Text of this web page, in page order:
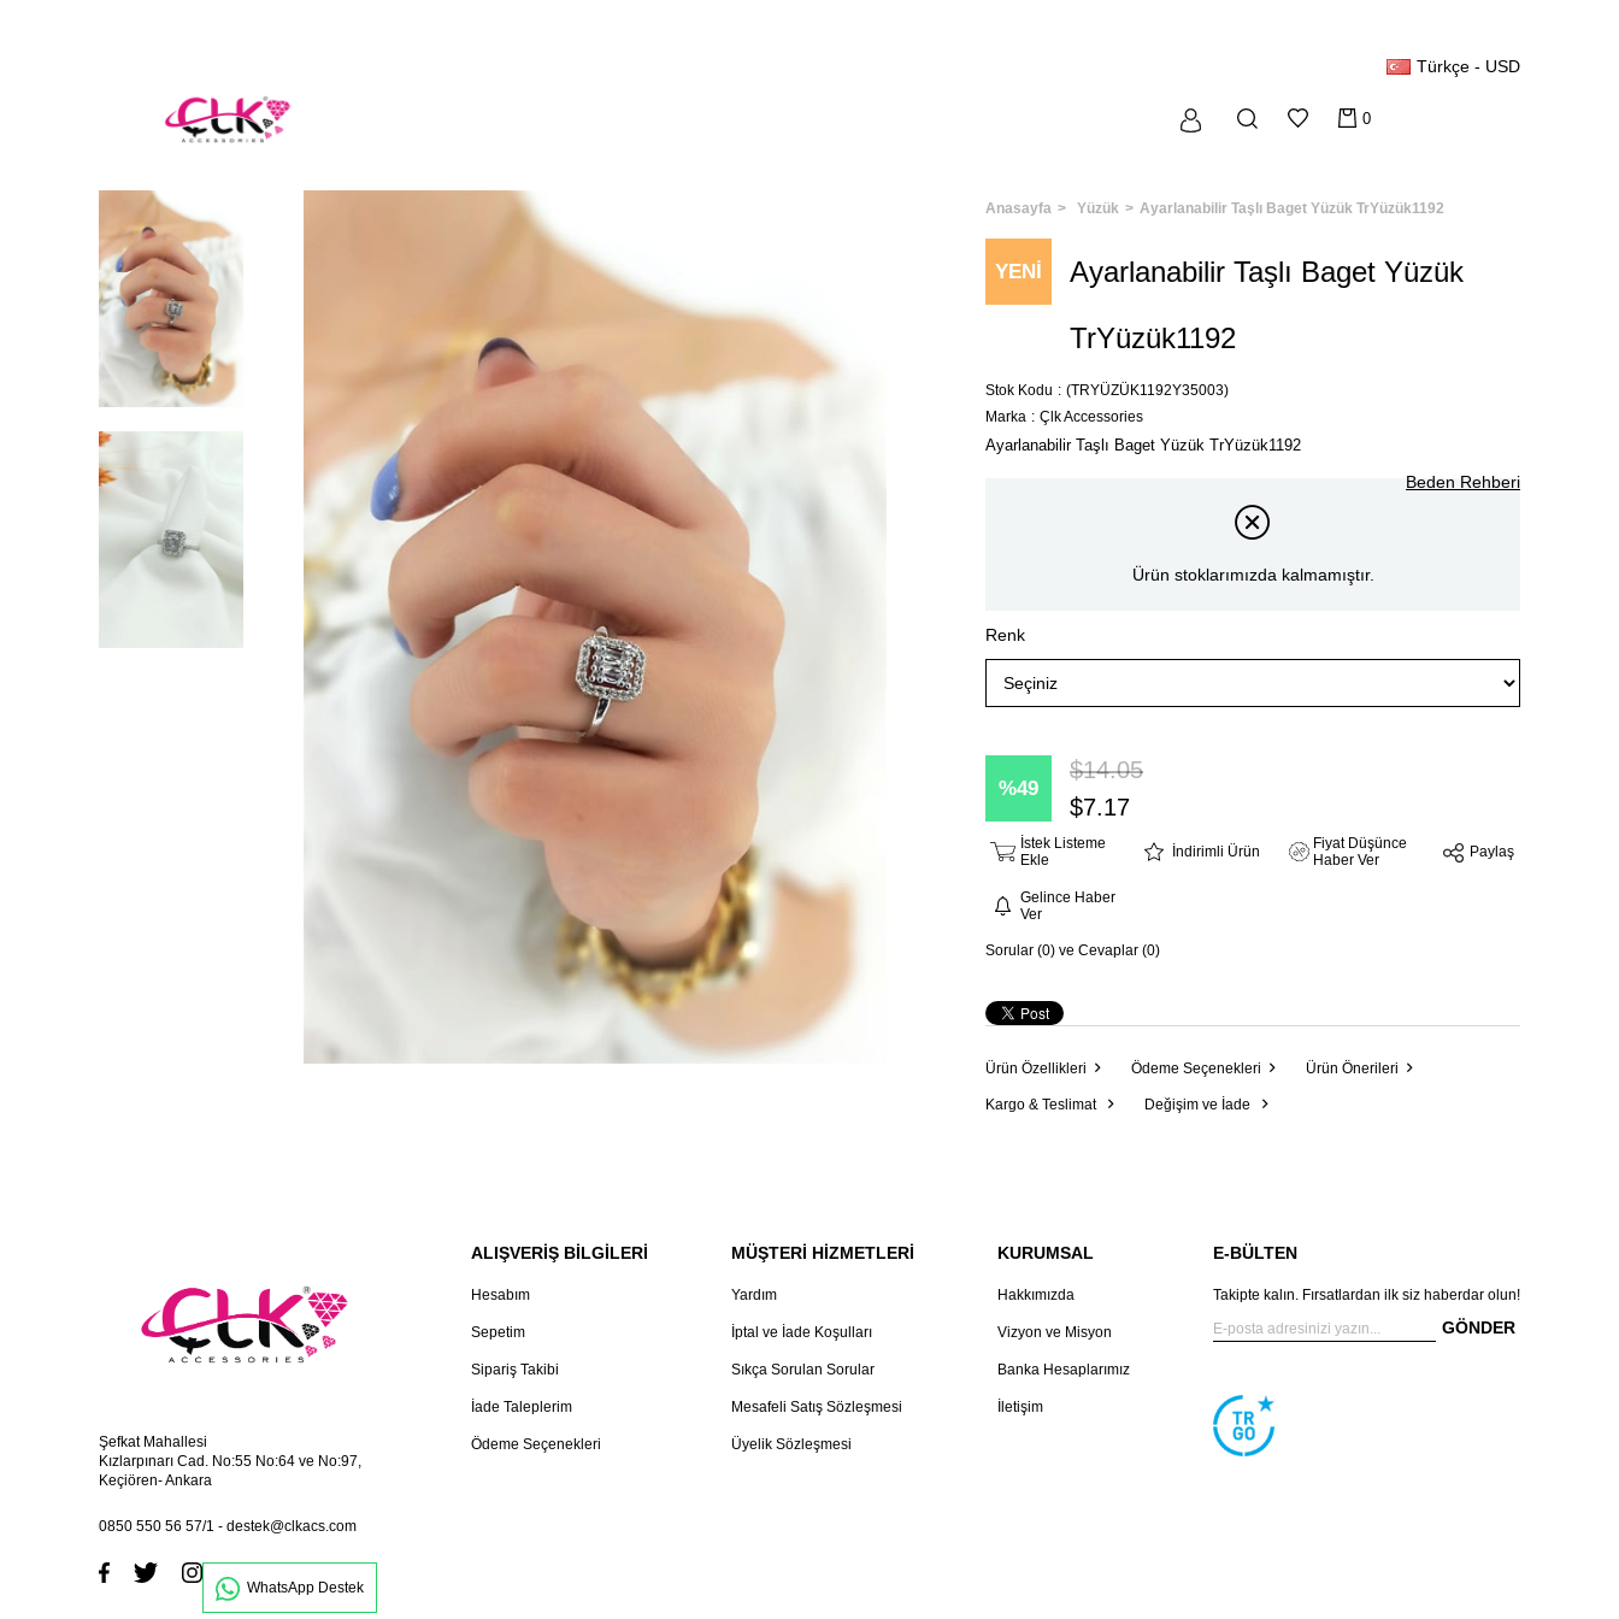
Türkçe - USD
0
Anasayfa Yüzük Ayarlanabilir Taşlı Baget Yüzük TrYüzük1192
YENI Ayarlanabilir Taşlı Baget Yüzük
TrYüzük1192
Stok Kodu
(TRYÜZÜK1192Y35003)
Marka : Çlk Accessories
Ayarlanabilir Taşlı Baget Yüzük TrYüzük1192
Beden Rehberi
Ürün stoklarımızda kalmamıştır.
Renk
49
$14.05
$7.17
İstek Listeme
Ekle
İndirimli Ürün
Fiyat Düşünce
Haber Ver
Gelince Haber
Ver
Paylaş
Sorular (0) ve Cevaplar (0)
Ürün Özellikleri Ödeme Seçenekleri Ürün Önerileri
Kargo & Teslimat Değişim ve İade
Şefkat Mahallesi
Kızlarpınarı Cad. No:55 No:64 ve No:97,
Keçiören- Ankara
0850 550 56 57/1 - destek@clkacs.com
WhatsApp Destek
ALIŞVERİŞ BİLGİLERİ
Hesabım
Sepetim
Sipariş Takibi
İade Taleplerim
Ödeme Seçenekleri
MÜŞTERİ HİZMETLERİ
Yardım
İptal ve İade Koşulları
Sıkça Sorulan Sorular
Mesafeli Satış Sözleşmesi
Üyelik Sözleşmesi
KURUMSAL
Hakkımızda
Vizyon ve Misyon
Banka Hesaplarımız
İletişim
E-BÜLTEN
Takipte kalın. Fırsatlardan ilk siz haberdar olun!
GÖNDER